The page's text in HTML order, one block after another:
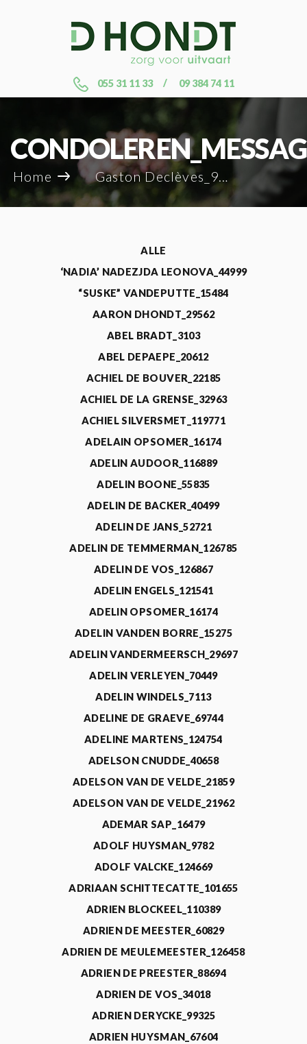
055 31 11 33 09 384 74 11
Home Gaston Declèves_91899
ALLE
‘NADIA’ NADEZJDA LEONOVA_44999
“SUSKE” VANDEPUTTE_15484
AARON DHONDT_29562
ABEL BRADT_3103
ABEL DEPAEPE_20612
ACHIEL DE BOUVER_22185
ACHIEL DE LA GRENSE_32963
ACHIEL SILVERSMET_119771
ADELAIN OPSOMER_16174
ADELIN AUDOOR_116889
ADELIN BOONE_55835
ADELIN DE BACKER_40499
ADELIN DE JANS_52721
ADELIN DE TEMMERMAN_126785
ADELIN DE VOS_126867
ADELIN ENGELS_121541
ADELIN OPSOMER_16174
ADELIN VANDEN BORRE_15275
ADELIN VANDERMEERSCH_29697
ADELIN VERLEYEN_70449
ADELIN WINDELS_7113
ADELINE DE GRAEVE_69744
ADELINE MARTENS_124754
ADELSON CNUDDE_40658
ADELSON VAN DE VELDE_21859
ADELSON VAN DE VELDE_21962
ADEMAR SAP_16479
ADOLF HUYSMAN_9782
ADOLF VALCKE_124669
ADRIAAN SCHITTECATTE_101655
ADRIEN BLOCKEEL_110389
ADRIEN DE MEESTER_60829
ADRIEN DE MEULEMEESTER_126458
ADRIEN DE PREESTER_88694
ADRIEN DE VOS_34018
ADRIEN DERYCKE_99325
ADRIEN HUYSMAN_67604